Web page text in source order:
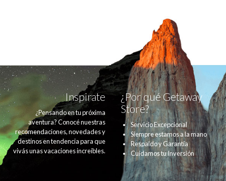
Inspirate
¿Pensando en tu próxima
aventura? Conocé nuestras
recomendaciones, novedades y
destinos en tendencia para que
vivás unas vacaciones increíbles.
¿Por qué Getaway
Store?
Servicio Excepcional
Siempre estamos a la mano
Respaldo y Garantía
Cuidamos tu Inversión